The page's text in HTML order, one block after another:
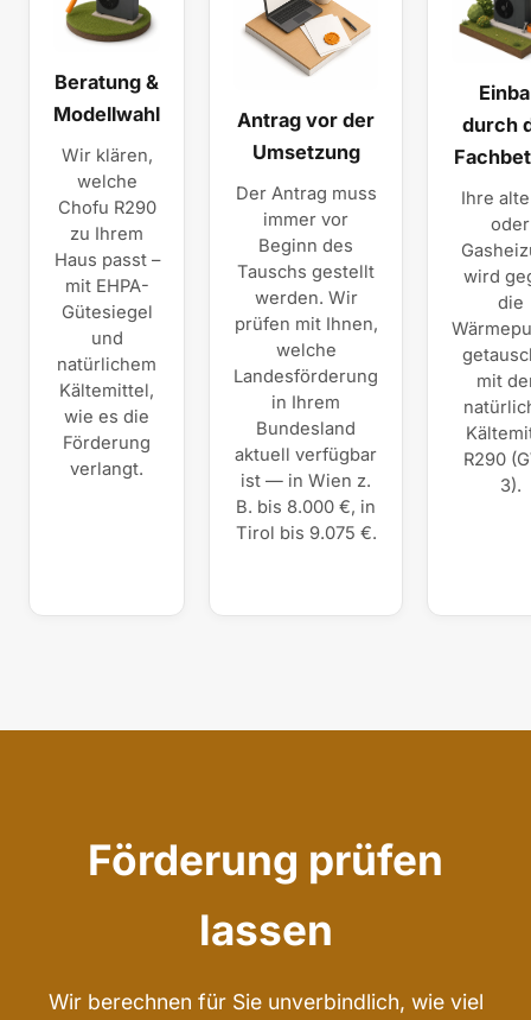
Beratung &
Modellwahl
Wir klären,
welche
Chofu R290
zu Ihrem
Haus passt –
mit EHPA-
Gütesiegel
und
natürlichem
Kältemittel,
wie es die
Förderung
verlangt.
Antrag vor der
Umsetzung
Der Antrag muss
immer vor
Beginn des
Tauschs gestellt
werden. Wir
prüfen mit Ihnen,
welche
Landesförderung
in Ihrem
Bundesland
aktuell verfügbar
ist — in Wien z.
B. bis 8.000 €, in
Tirol bis 9.075 €.
durch
Ihre
oder
wird
die
mit
R290
3).
Förderung prüfen
lassen
Wir berechnen für Sie unverbindlich, wie viel